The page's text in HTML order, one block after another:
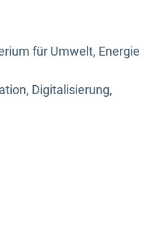
für Umwelt, Energie
Digitalisierung,